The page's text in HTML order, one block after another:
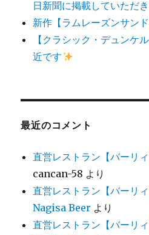
日新聞に掲載していただ
新作【ラムレーズンサン
【クラシック・デュンケ
近です
最近のコメント
直営レストラン【バーリ
cancan-58 より
直営レストラン【バーリ
Nagisa Beer より
直営レストラン【バーリ